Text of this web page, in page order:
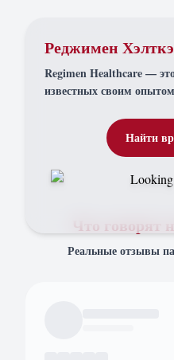
Реджимен
Regimen Healthcare —
известных своим
Найти
Что
Реальные отзывы